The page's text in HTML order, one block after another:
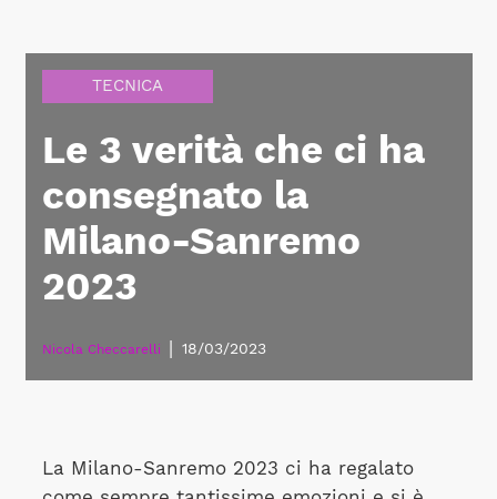
TECNICA
Le 3 verità che ci ha
consegnato la
Milano-Sanremo
2023
Nicola Checcarelli 18/03/2023
La Milano-Sanremo 2023 ci ha regalato